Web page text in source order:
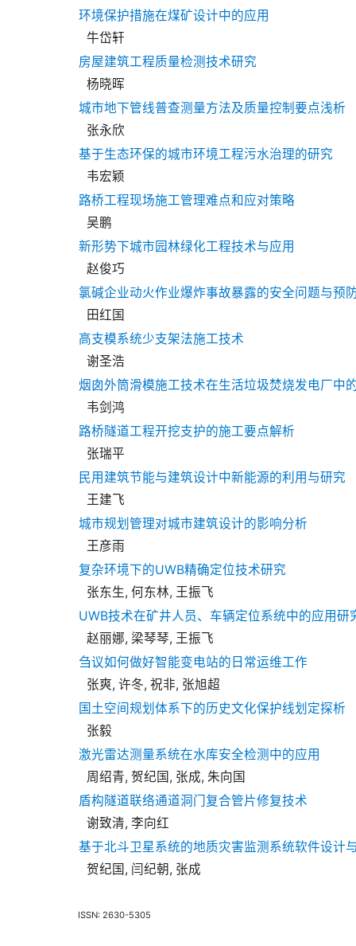
环境保护措施在煤矿设计中的应用
牛岱轩
房屋建筑工程质量检测技术研究
杨晓晖
城市地下管线普查测量方法及质量控制要点浅析
张永欣
基于生态环保的城市环境工程污水治理的研究
韦宏颖
路桥工程现场施工管理难点和应对策略
吴鹏
新形势下城市园林绿化工程技术与应用
赵俊巧
氯碱企业动火作业爆炸事故暴露的安全问题与预
田红国
高支模系统少支架法施工技术
谢圣浩
烟囱外筒滑模施工技术在生活垃圾焚烧发电厂中
韦剑鸿
路桥隧道工程开挖支护的施工要点解析
张瑞平
民用建筑节能与建筑设计中新能源的利用与研究
王建飞
城市规划管理对城市建筑设计的影响分析
王彦雨
复杂环境下的UWB精确定位技术研究
张东生, 何东林, 王振飞
UWB技术在矿井人员、车辆定位系统中的应用研
赵丽娜, 梁琴琴, 王振飞
刍议如何做好智能变电站的日常运维工作
张爽, 许冬, 祝非, 张旭超
国土空间规划体系下的历史文化保护线划定探析
张毅
激光雷达测量系统在水库安全检测中的应用
周绍青, 贺纪国, 张成, 朱向国
盾构隧道联络通道洞门复合管片修复技术
谢致清, 李向红
基于北斗卫星系统的地质灾害监测系统软件设计
贺纪国, 闫纪朝, 张成
ISSN: 2630-5305